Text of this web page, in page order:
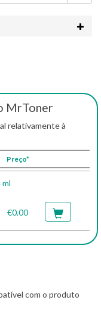
v
g
MrToner
relativamente à
Preço*
€0.00
com o produto